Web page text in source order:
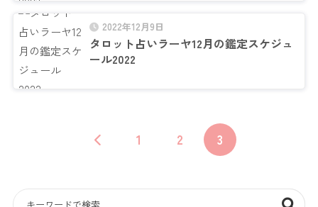
2022年12月9日
タロット占いラーヤ12月の鑑定スケジュ
ール2022
1 2 3